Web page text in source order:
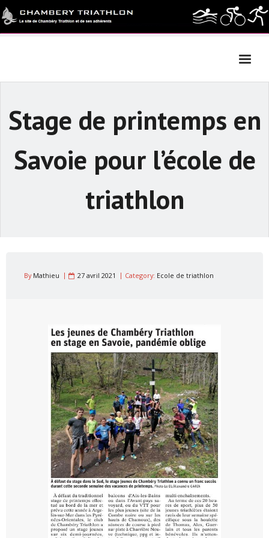
Skip
to
Stage de printemps en
Savoie pour l’école de
triathlon
By Mathieu 27 avril 2021 Category: Ecole de triathlon